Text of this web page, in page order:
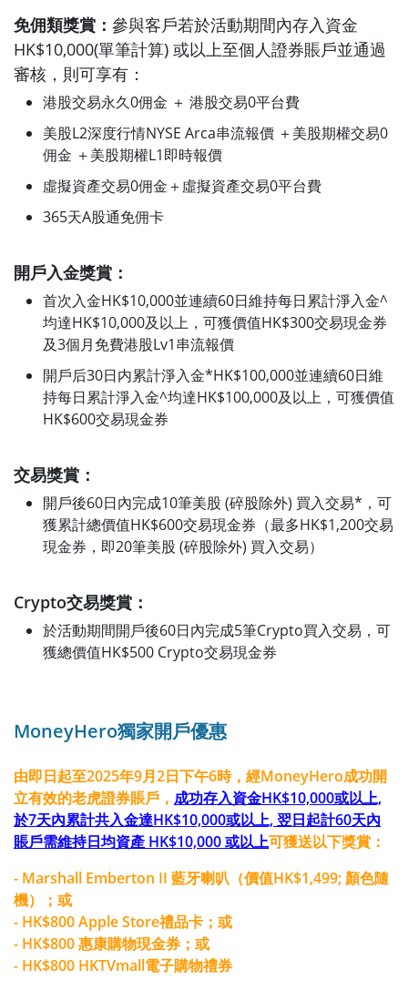
免佣類獎賞： 參與客戶若於活動期間內存入資金
HK$10,000(單筆計算) 或以上至個人證券賬戶並通過
審核，則可享有：
港股交易永久0佣金 ＋ 港股交易0平台費
美股L2深度行情NYSE Arca串流報價 ＋美股期權交易0
佣金 ＋美股期權L1即時報價
虛擬資產交易0佣金＋虛擬資產交易0平台費
365天A股通免佣卡
開戶入金獎賞：
首次入金HK$10,000並連續60日維持每日累計淨入金^
均達HK$10,000及以上，可獲價值HK$300交易現金券
及3個月免費港股Lv1串流報價
開戶后30日内累計淨入金*HK$100,000並連續60日維
持每日累計淨入金^均達HK$100,000及以上，可獲價值
HK$600交易現金券
交易獎賞：
開戶後60日內完成10筆美股 (碎股除外) 買入交易*，可
獲累計總價值HK$600交易現金券（最多HK$1,200交易
現金券，即20筆美股 (碎股除外) 買入交易）
Crypto交易獎賞：
於活動期間開戶後60日內完成5筆Crypto買入交易，可
獲總價值HK$500 Crypto交易現金券
MoneyHero獨家開戶優惠
由即日起至2025年9月2日下午6時，經MoneyHero成功開
立有效的老虎證券賬戶， 成功存入資金HK$10,000或以上,
於7天內累計共入金達HK$10,000或以上, 翌日起計60天內
賬戶需維持日均資產 HK$10,000 或以上可獲送以下獎賞：
- Marshall Emberton II 藍牙喇叭（價值HK$1,499; 顏色隨
機）；或
- HK$800 Apple Store禮品卡；或
- HK$800 惠康購物現金券；或
- HK$800 HKTVmall電子購物禮券